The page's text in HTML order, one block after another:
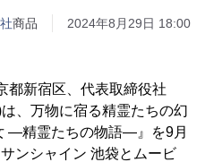
商品 2024年8月29日 18:00
都新宿区、代表取締役社
、万物に宿る精霊たちの幻
―精霊たちの物語―』を9月
ンシャイン 池袋とムービ